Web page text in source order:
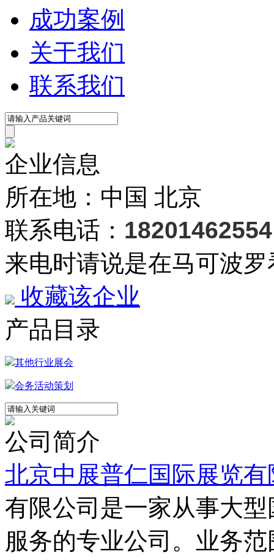
成功案例
关于我们
联系我们
企业信息
所在地：中国 北京
联系电话： 18201462554
来电时请说是在马可波
收藏该企业
产品目录
其他行业展会
会务活动策划
公司简介
北京中展普仁国际展览有
有限公司是一家从事大
服务的专业公司。业务